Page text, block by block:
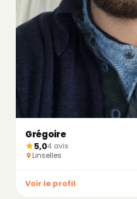
Grégoire
5,04 avis
Linselles
Voir le profil